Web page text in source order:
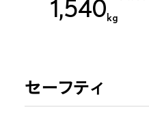
1,540kg
セーフティ